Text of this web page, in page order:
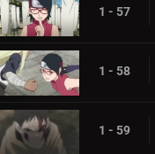
1 - 57
1 - 58
1 - 59